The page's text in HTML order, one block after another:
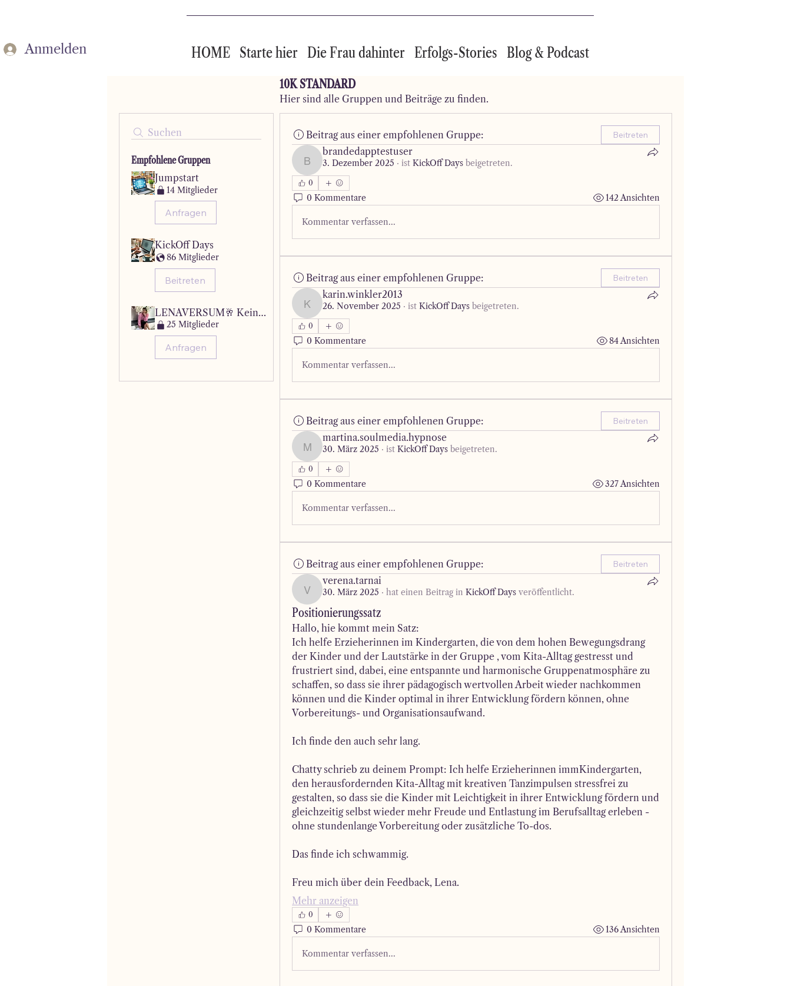
Anmelden HOME Starte hier Die Frau dahinter Erfolgs-Stories Blog & Podcast
10K STANDARD
Hier sind alle Gruppen und Beiträge zu finden.
Suchen
Empfohlene Gruppen
Jumpstart
14 Mitglieder
Anfragen
KickOff Days
86 Mitglieder
Beitreten
LENAVERSUM🥂 Keine Frage bleibt unbeantwortet
25 Mitglieder
Anfragen
Beitrag aus einer empfohlenen Gruppe: Beitreten
brandedapptestuser
brandedapptestuser
3. Dezember 2025 ·istKickOff Days beigetreten.
0
0 Kommentare 142 Ansichten
Kommentar verfassen...
Beitrag aus einer empfohlenen Gruppe: Beitreten
karin.winkler2013
karin.winkler2013
26. November 2025 ·istKickOff Days beigetreten.
0
0 Kommentare 84 Ansichten
Kommentar verfassen...
Beitrag aus einer empfohlenen Gruppe: Beitreten
martina.soulmedia.hypnose
martina.soulmedia.hypnose
30. März 2025 ·istKickOff Days beigetreten.
0
0 Kommentare 327 Ansichten
Kommentar verfassen...
Beitrag aus einer empfohlenen Gruppe: Beitreten
verena.tarnai
verena.tarnai
30. März 2025 ·hat einen Beitrag in KickOff Days veröffentlicht.
Positionierungssatz
Hallo, hie kommt mein Satz:
Ich helfe Erzieherinnen im Kindergarten, die von dem hohen Bewegungsdrang
der Kinder und der Lautstärke in der Gruppe , vom Kita-Alltag gestresst und
frustriert sind, dabei, eine entspannte und harmonische Gruppenatmosphäre zu
schaffen, so dass sie ihrer pädagogisch wertvollen Arbeit wieder nachkommen
können und die Kinder optimal in ihrer Entwicklung fördern können, ohne
Vorbereitungs- und Organisationsaufwand.
Ich finde den auch sehr lang.
Chatty schrieb zu deinem Prompt: Ich helfe Erzieherinnen immKindergarten,
den herausfordernden Kita-Alltag mit kreativen Tanzimpulsen stressfrei zu
gestalten, so dass sie die Kinder mit Leichtigkeit in ihrer Entwicklung fördern und
gleichzeitig selbst wieder mehr Freude und Entlastung im Berufsalltag erleben -
ohne stundenlange Vorbereitung oder zusätzliche To-dos.
Das finde ich schwammig.
Freu mich über dein Feedback, Lena.
Mehr anzeigen
0
0 Kommentare 136 Ansichten
Kommentar verfassen...